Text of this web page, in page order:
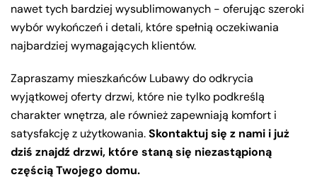
nawet tych bardziej wysublimowanych - oferując szeroki
wybór wykończeń i detali, które spełnią oczekiwania
najbardziej wymagających klientów.
Zapraszamy mieszkańców Lubawy do odkrycia
wyjątkowej oferty drzwi, które nie tylko podkreślą
charakter wnętrza, ale również zapewniają komfort i
satysfakcję z użytkowania.Skontaktuj się z nami i już
dziś znajdź drzwi, które staną się niezastąpioną
częścią Twojego domu.